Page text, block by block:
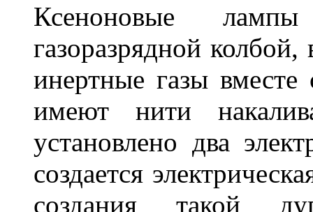
Ксеноновые
газоразрядной
инертные газы
имеют нити
установлено два
создается
создания такой